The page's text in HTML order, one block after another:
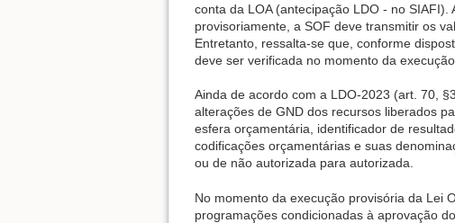
conta da LOA (antecipação LDO - no
provisoriamente, a SOF deve transmitir os
Entretanto, ressalta-se que, conforme
deve ser verificada no momento da
Ainda de acordo com a LDO-2023 (art. 70,
alterações de GND dos recursos liberados
esfera orçamentária, identificador de
codificações orçamentárias e suas
ou de não autorizada para autorizada.
No momento da execução provisória da Lei
programações condicionadas à aprovação